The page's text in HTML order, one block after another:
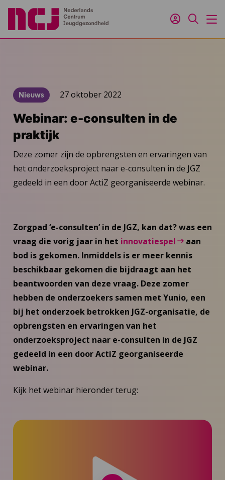
Inloggen
Zoeken
Nieuws 27 oktober 2022
Webinar: e-consulten in de
praktijk
Deze zomer zijn de opbrengsten en ervaringen van
het onderzoeksproject naar e-consulten in de JGZ
gedeeld in een door ActiZ georganiseerde webinar.
Zorgpad ‘e-consulten’ in de JGZ, kan dat? was een
vraag die vorig jaar in het innovatiespel
aan
bod is gekomen. Inmiddels is er meer kennis
beschikbaar gekomen die bijdraagt aan het
beantwoorden van deze vraag. Deze zomer
hebben de onderzoekers samen met Yunio, een
bij het onderzoek betrokken JGZ-organisatie, de
opbrengsten en ervaringen van het
onderzoeksproject naar e-consulten in de JGZ
gedeeld in een door ActiZ georganiseerde
webinar.
Kijk het webinar hieronder terug: